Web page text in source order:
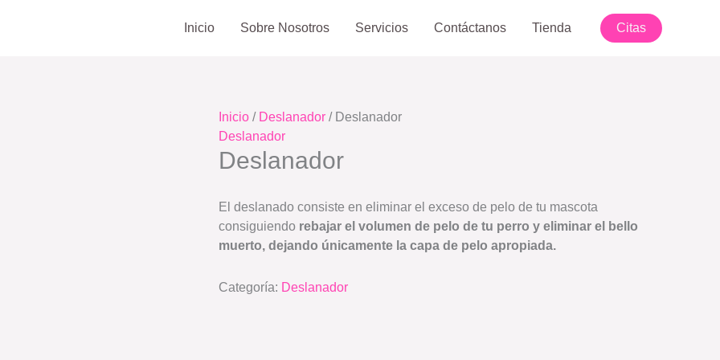
Inicio Sobre Nosotros Servicios Contáctanos Tienda Citas
Inicio / Deslanador / Deslanador
Deslanador
Deslanador
El deslanado consiste en eliminar el exceso de pelo de tu mascota
consiguiendo rebajar el volumen de pelo de tu perro y eliminar el bello
muerto, dejando únicamente la capa de pelo apropiada.
Categoría: Deslanador